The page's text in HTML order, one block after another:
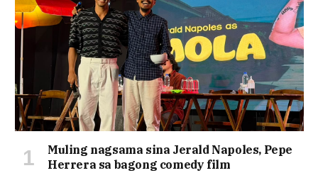
Muling nagsama sina Jerald Napoles, Pepe
Herrera sa bagong comedy film